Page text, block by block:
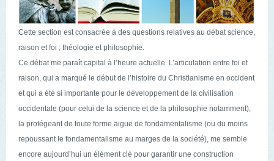
Cette section est consacrée à des questions relatives au débat science,
raison et foi ; théologie et philosophie.
Ce débat me paraît capital à l’heure actuelle. L’articulation entre foi et
raison, qui a marqué le début de l’histoire du Christianisme en occident
etqui a été si importante pour le développement de la civilisation
occidentale (pour celui de la science et de la philosophie notamment),
la protégeant de toute forme aiguë de fondamentalisme (ou du moins
repoussant le fondamentalisme au marges de la société), me semble
encore aujourd’hui un élément clé pour garantir une construction